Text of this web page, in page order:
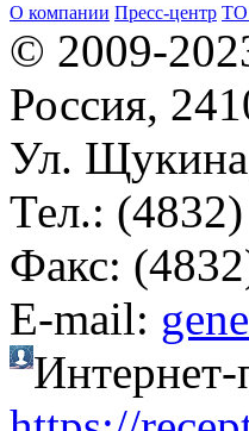
О компании Пресс-центр
© 2009-
Россия,
Ул.
Тел.:
Факс:
Е-mail:
Интернет-